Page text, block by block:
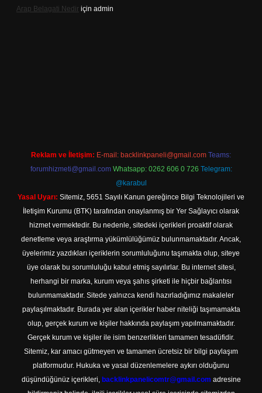
Arap Belagati Nedir için admin
Reklam ve İletişim: E-mail: backlinkpaneli@gmail.com Teams:
forumhizmeti@gmail.com Whatsapp: 0262 606 0 726 Telegram:
@karabul
Yasal Uyarı: Sitemiz, 5651 Sayılı Kanun gereğince Bilgi Teknolojileri ve
İletişim Kurumu (BTK) tarafından onaylanmış bir Yer Sağlayıcı olarak
hizmet vermektedir. Bu nedenle, sitedeki içerikleri proaktif olarak
denetleme veya araştırma yükümlülüğümüz bulunmamaktadır. Ancak,
üyelerimiz yazdıkları içeriklerin sorumluluğunu taşımakta olup, siteye
üye olarak bu sorumluluğu kabul etmiş sayılırlar. Bu internet sitesi,
herhangi bir marka, kurum veya şahıs şirketi ile hiçbir bağlantısı
bulunmamaktadır. Sitede yalnızca kendi hazırladığımız makaleler
paylaşılmaktadır. Burada yer alan içerikler haber niteliği taşımamakta
olup, gerçek kurum ve kişiler hakkında paylaşım yapılmamaktadır.
Gerçek kurum ve kişiler ile isim benzerlikleri tamamen tesadüfidir.
Sitemiz, kar amacı gütmeyen ve tamamen ücretsiz bir bilgi paylaşım
platformudur. Hukuka ve yasal düzenlemelere aykırı olduğunu
düşündüğünüz içerikleri, backlinkpanelicomtr@gmail.com adresine